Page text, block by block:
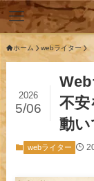
ホーム webライター
不
動
2026
5/06
webライター